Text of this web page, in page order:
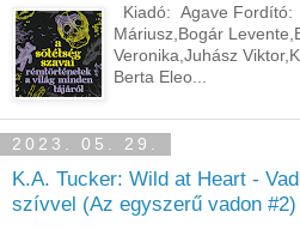
Kiadó: Agave Fordító:
Máriusz,Bogár
Veronika,Juhász
Berta Eleo...
2023. 05. 29.
K.A. Tucker: Wild at Heart - Vad
szívvel (Az egyszerű vadon #2)